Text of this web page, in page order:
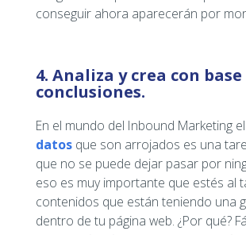
conseguir ahora aparecerán por
4. Analiza y crea con
conclusiones.
En el mundo del Inbound Marketing el
datos que son arrojados es una
que no se puede dejar pasar por
eso es muy importante que estés al
contenidos que están teniendo una
dentro de tu página web. ¿Por qué?